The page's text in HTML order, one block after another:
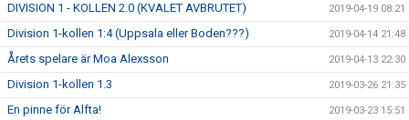
DIVISION 1 - KOLLEN 2.0 (KVALET AVBRUTET) 2019-04-19 08:21
Division 1-kollen 1:4 (Uppsala eller Boden???) 2019-04-14 21:48
Årets spelare är Moa Alexsson 2019-04-13 22:30
Division 1-kollen 1.3 2019-03-26 21:35
En pinne för Alfta! 2019-03-23 15:51